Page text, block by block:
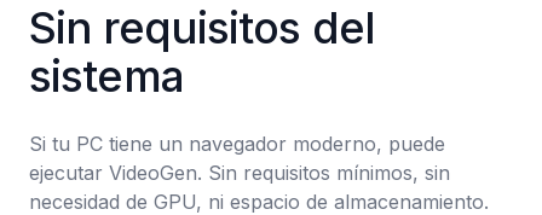
Sin requisitos del
sistema
Si tu PC tiene un navegador moderno, puede
ejecutar VideoGen. Sin requisitos mínimos, sin
necesidad de GPU, ni espacio de almacenamiento.